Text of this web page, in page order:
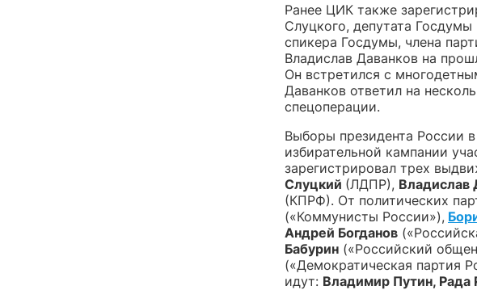
Ранее ЦИК также
Слуцкого, депутата
спикера Госдумы, члена
Владислав Даванков на
Он встретился с
Даванков ответил на
спецоперации.
Выборы президента России
избирательной кампании
зарегистрировал трех
Слуцкий (ЛДПР), Владислав
(КПРФ). От политических
(«Коммунисты России»),
Андрей Богданов
Бабурин («Российский
(«Демократическая партия
идут: Владимир Путин, Рада